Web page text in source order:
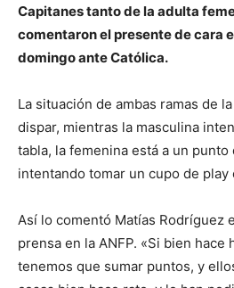
Capitanes tanto de la adulta
comentaron el presente de cara
domingo ante Católica.
La situación de ambas ramas de
dispar, mientras la masculina
tabla, la femenina está a un punto
intentando tomar un cupo de play
Así lo comentó Matías Rodríguez
prensa en la ANFP. «Si bien hace
tenemos que sumar puntos, y